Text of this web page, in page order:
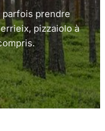
prendre
pizzaiolo à